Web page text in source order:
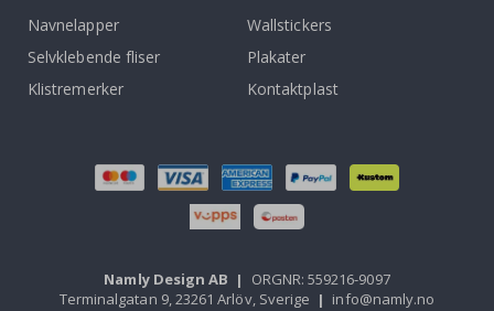
Navnelapper
Wallstickers
Selvklebende fliser
Plakater
Klistremerker
Kontaktplast
Namly Design AB |
ORGNR: 559216-9097
Terminalgatan 9, 23261 Arlöv, Sverige | info@namly.no